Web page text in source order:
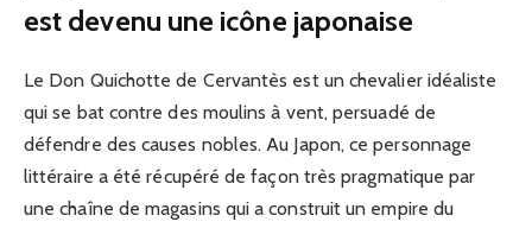
est devenu une icône japonaise
Le Don Quichotte de Cervantès est un chevalier idéaliste
qui se bat contre des moulins à vent, persuadé de
défendre des causes nobles. Au Japon, ce personnage
littéraire a été récupéré de façon très pragmatique par
une chaîne de magasins qui a construit un empire du